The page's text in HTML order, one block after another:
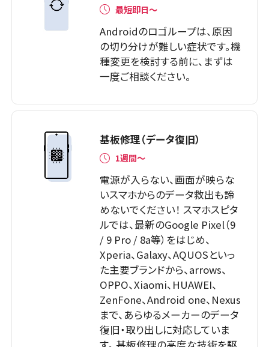
最短即日～
Androidのロゴループは、原因
の切り分けが難しい症状です。機
種変更を検討する前に、まずは
一度ご相談ください。
基板修理（データ復旧）
1週間～
電源が入らない、画面が映らな
いスマホからのデータ救出も諦
めないでください！ スマホスピタ
ルでは、最新のGoogle Pixel（9
/ 9 Pro / 8a等）をはじめ、
Xperia、Galaxy、AQUOSといっ
た主要ブランドから、arrows、
OPPO、Xiaomi、HUAWEI、
ZenFone、Android one、Nexus
まで、あらゆるメーカーのデータ
復旧・取り出しに対応していま